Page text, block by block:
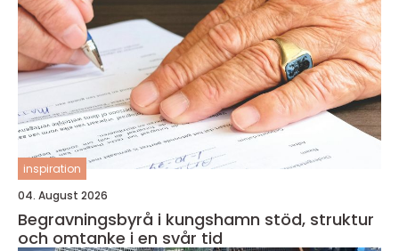
inspiration
04. August 2026
Begravningsbyrå i kungshamn stöd, struktur
och omtanke i en svår tid